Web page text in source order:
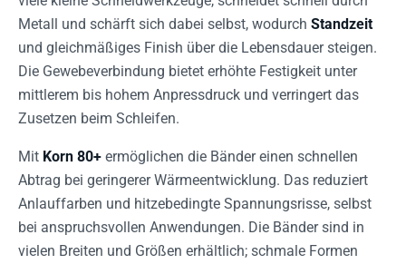
Metall und schärft sich dabei selbst, wodurch Standzeit
und gleichmäßiges Finish über die Lebensdauer steigen.
Die Gewebeverbindung bietet erhöhte Festigkeit unter
mittlerem bis hohem Anpressdruck und verringert das
Zusetzen beim Schleifen.
Mit Korn 80+ ermöglichen die Bänder einen schnellen
Abtrag bei geringerer Wärmeentwicklung. Das reduziert
Anlauffarben und hitzebedingte Spannungsrisse, selbst
bei anspruchsvollen Anwendungen. Die Bänder sind in
vielen Breiten und Größen erhältlich; schmale Formen